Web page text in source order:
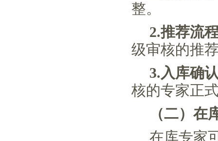
整。
2.推荐流
级审核的推
3.入库确
核的专家正
（二） 在
在库专家